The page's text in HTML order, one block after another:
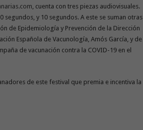
, cuenta con tres piezas audiovisuales.
y 10 segundos. A este se suman otras
de Epidemiología y Prevención de la Dirección
Española de Vacunología, Amós García, y de
de vacunación contra la COVID-19 en el
de este festival que premia e incentiva la